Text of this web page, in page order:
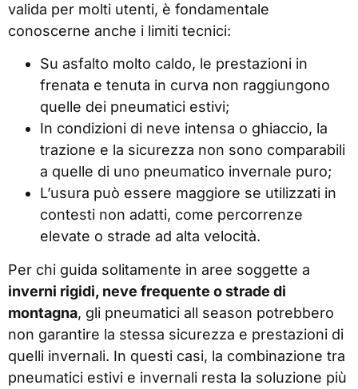
valida per molti utenti, è fondamentale
conoscerne anche i limiti tecnici:
Su asfalto molto caldo, le prestazioni in
frenata e tenuta in curva non raggiungono
quelle dei pneumatici estivi;
In condizioni di neve intensa o ghiaccio, la
trazione e la sicurezza non sono comparabili
a quelle di uno pneumatico invernale puro;
L’usura può essere maggiore se utilizzati in
contesti non adatti, come percorrenze
elevate o strade ad alta velocità.
Per chi guida solitamente in aree soggette a
inverni rigidi, neve frequente o strade di
montagna, gli pneumatici all season potrebbero
non garantire la stessa sicurezza e prestazioni di
quelli invernali. In questi casi, la combinazione tra
pneumatici estivi e invernali resta la soluzione più